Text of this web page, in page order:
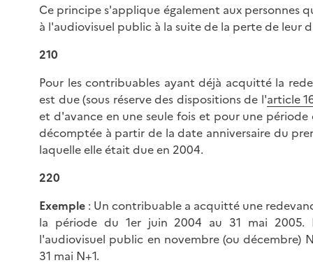
Ce principe s'applique également aux personnes
à l'audiovisuel public à la suite de la perte de leur
210
Pour les contribuables ayant déjà acquitté la
est due (sous réserve des dispositions de l'article
et d'avance en une seule fois et pour une
décomptée à partir de la date anniversaire du
laquelle elle était due en 2004.
220
Exemple : Un contribuable a acquitté une
la période du 1er juin 2004 au 31 mai
l'audiovisuel public en novembre (ou décembre)
31 mai N+1.